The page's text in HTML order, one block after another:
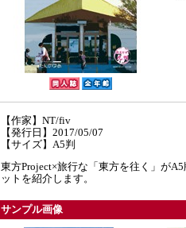
【作家】NT/fiv
【発行日】2017/05/07
【サイズ】A5判
東方Project×旅行な「東方を往く」が
ットを紹介します。
サンプル画像